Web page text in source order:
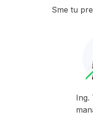
Sme tu
Ing.